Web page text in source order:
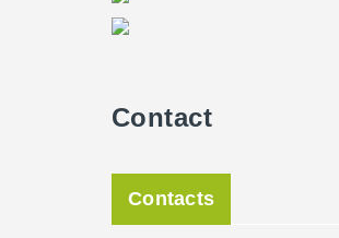
Contact
Contacts